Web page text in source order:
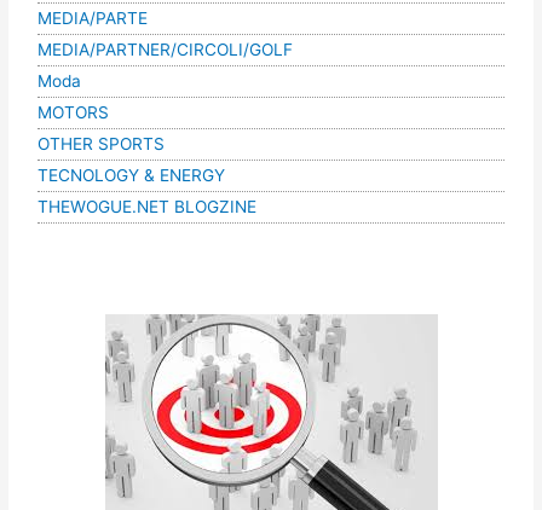
MEDIA/PARTE
MEDIA/PARTNER/CIRCOLI/GOLF
Moda
MOTORS
OTHER SPORTS
TECNOLOGY & ENERGY
THEWOGUE.NET BLOGZINE